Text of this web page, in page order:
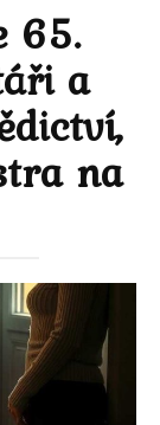
65.
a
na